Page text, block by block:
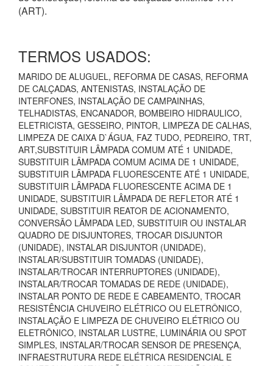
(ART).
TERMOS USADOS:
MARIDO DE ALUGUEL, REFORMA DE CASAS, REFORMA
DE CALÇADAS, ANTENISTAS, INSTALAÇÃO DE
INTERFONES, INSTALAÇÃO DE CAMPAINHAS,
TELHADISTAS, ENCANADOR, BOMBEIRO HIDRAULICO,
ELETRICISTA, GESSEIRO, PINTOR, LIMPEZA DE CALHAS,
LIMPEZA DE CAIXA D`ÁGUA, FAZ TUDO, PEDREIRO, TRT,
ART,SUBSTITUIR LÂMPADA COMUM ATÉ 1 UNIDADE,
SUBSTITUIR LÂMPADA COMUM ACIMA DE 1 UNIDADE,
SUBSTITUIR LÂMPADA FLUORESCENTE ATÉ 1 UNIDADE,
SUBSTITUIR LÂMPADA FLUORESCENTE ACIMA DE 1
UNIDADE, SUBSTITUIR LÂMPADA DE REFLETOR ATÉ 1
UNIDADE, SUBSTITUIR REATOR DE ACIONAMENTO,
CONVERSÃO LÂMPADA LED, SUBSTITUIR OU INSTALAR
QUADRO DE DISJUNTORES, TROCAR DISJUNTOR
(UNIDADE), INSTALAR DISJUNTOR (UNIDADE),
INSTALAR/SUBSTITUIR TOMADAS (UNIDADE),
INSTALAR/TROCAR INTERRUPTORES (UNIDADE),
INSTALAR/TROCAR TOMADAS DE REDE (UNIDADE),
INSTALAR PONTO DE REDE E CABEAMENTO, TROCAR
RESISTÊNCIA CHUVEIRO ELÉTRICO OU ELETRÔNICO,
INSTALAÇÃO E LIMPEZA DE CHUVEIRO ELÉTRICO OU
ELETRÔNICO, INSTALAR LUSTRE, LUMINÁRIA OU SPOT
SIMPLES, INSTALAR/TROCAR SENSOR DE PRESENÇA,
INFRAESTRUTURA REDE ELÉTRICA RESIDENCIAL E